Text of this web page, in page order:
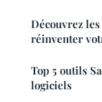
Découvrez
réinventer
Top 5 outils
logiciels